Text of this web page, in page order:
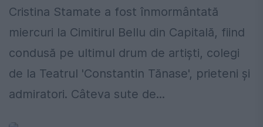
Cristina Stamate a fost înmormântată
miercuri la Cimitirul Bellu din Capitală, fiind
condusă pe ultimul drum de artiști, colegi
de la Teatrul 'Constantin Tănase', prieteni și
admiratori. Câteva sute de...